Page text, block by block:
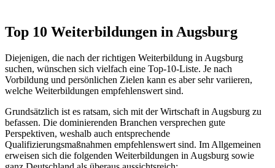
Top 10 Weiterbildungen in Augsburg
Diejenigen, die nach der richtigen Weiterbildung in Augsburg
suchen, wünschen sich vielfach eine Top-10-Liste. Je nach
Vorbildung und persönlichen Zielen kann es aber sehr variieren,
welche Weiterbildungen empfehlenswert sind.
Grundsätzlich ist es ratsam, sich mit der Wirtschaft in Augsburg zu
befassen. Die dominierenden Branchen versprechen gute
Perspektiven, weshalb auch entsprechende
Qualifizierungsmaßnahmen empfehlenswert sind. Im Allgemeinen
erweisen sich die folgenden Weiterbildungen in Augsburg sowie